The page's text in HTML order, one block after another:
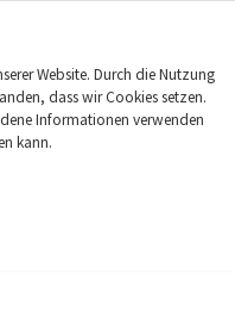
Website. Durch die Nutzung
dass wir Cookies setzen.
Informationen verwenden
kann.